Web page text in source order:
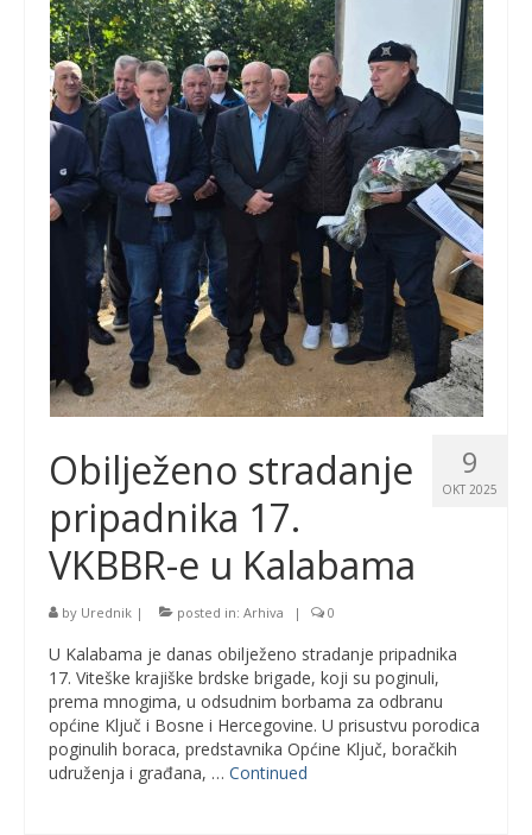
9
OKT 2025
Obilježeno stradanje
pripadnika 17.
VKBBR-e u Kalabama
by Urednik | posted in: Arhiva | 0
U Kalabama je danas obilježeno stradanje pripadnika
17. Viteške krajiške brdske brigade, koji su poginuli,
prema mnogima, u odsudnim borbama za odbranu
općine Ključ i Bosne i Hercegovine. U prisustvu porodica
poginulih boraca, predstavnika Općine Ključ, boračkih
udruženja i građana, … Continued